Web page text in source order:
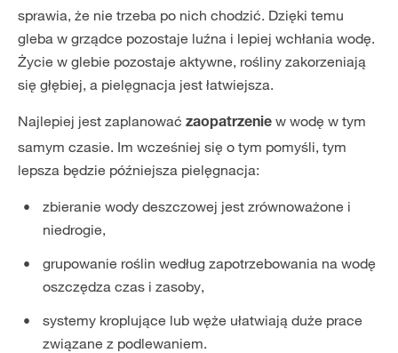
sprawia, że nie trzeba po nich chodzić. Dzięki temu
gleba w grządce pozostaje luźna i lepiej wchłania wodę.
Życie w glebie pozostaje aktywne, rośliny zakorzeniają
się głębiej, a pielęgnacja jest łatwiejsza.
Najlepiej jest zaplanować zaopatrzenie w wodę w tym
samym czasie. Im wcześniej się o tym pomyśli, tym
lepsza będzie późniejsza pielęgnacja:
zbieranie wody deszczowej jest zrównoważone i
niedrogie,
grupowanie roślin według zapotrzebowania na wodę
oszczędza czas i zasoby,
systemy kroplujące lub węże ułatwiają duże prace
związane z podlewaniem.